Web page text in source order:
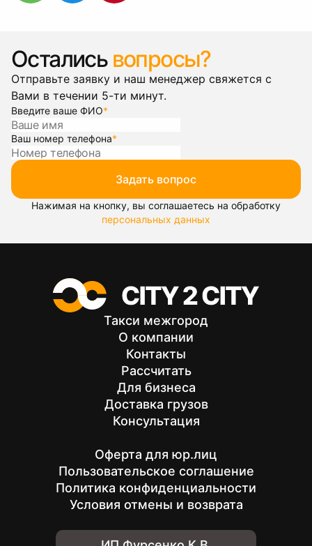
Остались вопросы?
Отправьте заявку и наш менеджер свяжется с
Вами в течении 5-ти минут.
Введите ваше ФИО*
Ваш номер телефона*
Задать вопрос
Нажимая на кнопку, вы соглашаетесь на обработку
персональных данных
Такси межгород
О компании
Контакты
Рассчитать
Для бизнеса
Доставка грузов
Консультация
Оферта для юр.лиц
Пользовательское соглашение
Политика конфиденциальности
Условия отмены и возврата